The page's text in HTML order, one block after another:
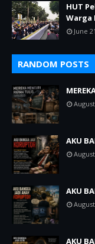
HUT
Warga
June
RANDOM POSTS
AKU
AKU
AKU